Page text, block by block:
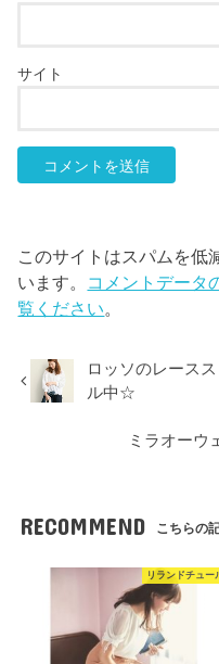
サイト
このサイトはスパムを低
います。 コメントデータ
覧ください。
ロッソのレース
ル中☆
ミラオーウ
RECOMMEND こちらの
リランドチュー